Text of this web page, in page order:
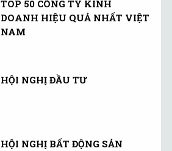
TOP 50 CÔNG TY KINH
DOANH HIỆU QUẢ NHẤT VIỆT
NAM
HỘI NGHỊ ĐẦU TƯ
HỘI NGHỊ BẤT ĐỘNG SẢN